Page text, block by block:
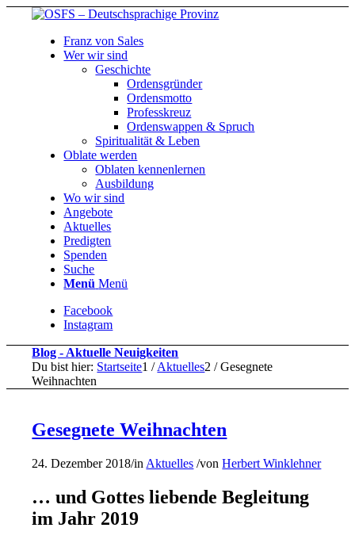
Franz von Sales
Wer wir sind
Geschichte
Ordensgründer
Ordensmotto
Professkreuz
Ordenswappen & Spruch
Spiritualität & Leben
Oblate werden
Oblaten kennenlernen
Ausbildung
Wo wir sind
Angebote
Aktuelles
Predigten
Spenden
Suche
Menü Menü
Facebook
Instagram
Blog - Aktuelle Neuigkeiten
Du bist hier: Startseite1 / Aktuelles2 / Gesegnete
Weihnachten
Gesegnete Weihnachten
24. Dezember 2018/in Aktuelles /vonHerbert Winklehner
… und Gottes liebende Begleitung
im Jahr 2019